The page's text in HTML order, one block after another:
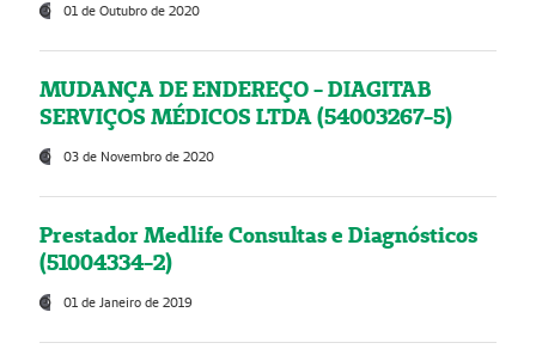
01 de Outubro de 2020
MUDANÇA DE ENDEREÇO - DIAGITAB
SERVIÇOS MÉDICOS LTDA (54003267-5)
03 de Novembro de 2020
Prestador Medlife Consultas e Diagnósticos
(51004334-2)
01 de Janeiro de 2019